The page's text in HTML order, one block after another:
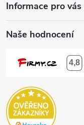
Informace pro vás
Naše hodnocení